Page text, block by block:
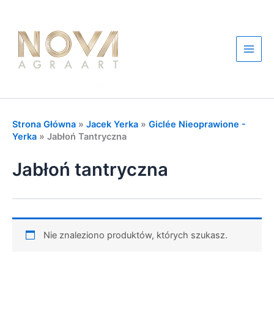
treści
Main
Strona Główna » Jacek Yerka » Giclée Nieoprawione -
Yerka » Jabłoń Tantryczna
Jabłoń tantryczna
Nie znaleziono produktów, których szukasz.